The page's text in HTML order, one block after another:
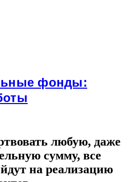
фонды:
любую, даже
сумму, все
на реализацию